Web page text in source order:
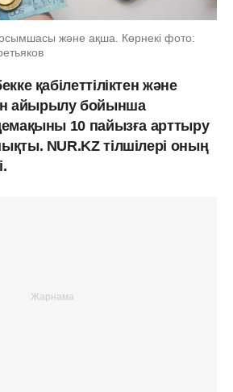
және ақша. Көрнекі фото:
қабілеттіліктен және
айырылу бойынша
10 пайызға арттыру
NUR.KZ тілшілері оның